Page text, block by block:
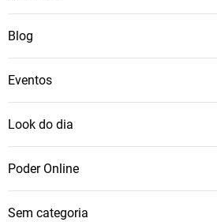
Blog
Eventos
Look do dia
Poder Online
Sem categoria